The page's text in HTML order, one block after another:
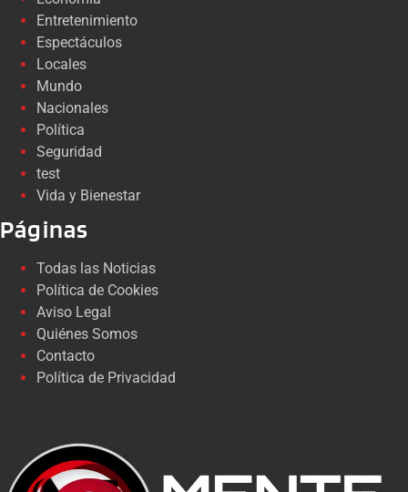
Entretenimiento
Espectáculos
Locales
Mundo
Nacionales
Política
Seguridad
test
Vida y Bienestar
Páginas
Todas las Noticias
Política de Cookies
Aviso Legal
Quiénes Somos
Contacto
Política de Privacidad